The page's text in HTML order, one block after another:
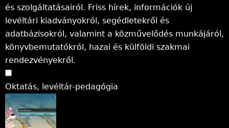
és szolgáltatásairól. Friss hírek, információk új
levéltári kiadványokról, segédletekről és
adatbázisokról, valamint a közművelődés munkájáról,
könyvbemutatókról, hazai és külföldi szakmai
rendezvényekről.
Oktatás, levéltár-pedagógia